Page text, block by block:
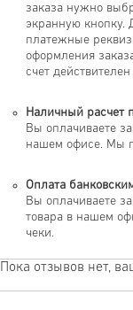
заказа нужно
экранную кнопку.
платежные
оформления
счет
Наличный расчет
Вы оплачиваете
нашем офисе. Мы
Оплата
Вы оплачиваете
товара в нашем
чеки.
Пока отзывов нет,